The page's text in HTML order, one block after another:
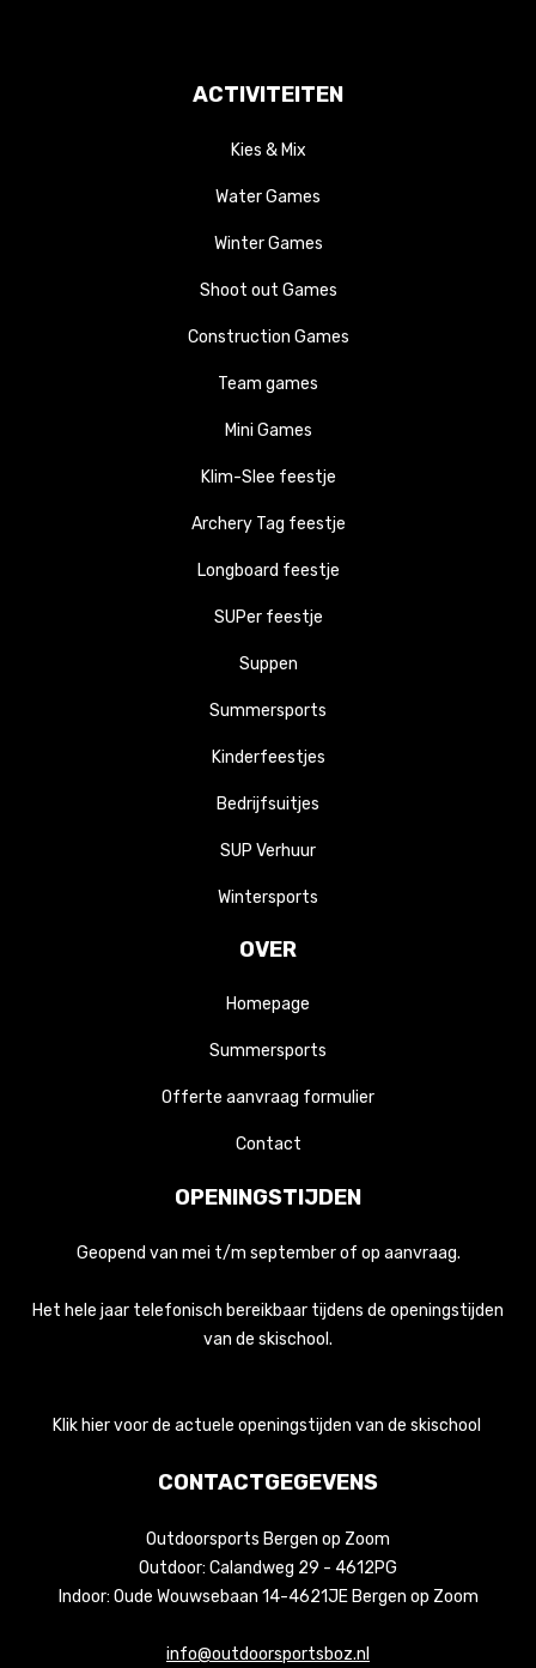
ACTIVITEITEN
Kies & Mix
Water Games
Winter Games
Shoot out Games
Construction Games
Team games
Mini Games
Klim-Slee feestje
Archery Tag feestje
Longboard feestje
SUPer feestje
Suppen
Summersports
Kinderfeestjes
Bedrijfsuitjes
SUP Verhuur
Wintersports
OVER
Homepage
Summersports
Offerte aanvraag formulier
Contact
OPENINGSTIJDEN
Geopend van mei t/m september of op aanvraag.
Het hele jaar telefonisch bereikbaar tijdens de openingstijden
van de skischool.
Klik hier voor de actuele openingstijden van de skischool
CONTACTGEGEVENS
Outdoorsports Bergen op Zoom
Outdoor: Calandweg 29 - 4612PG
Indoor: Oude Wouwsebaan 14-4621JE Bergen op Zoom
info@outdoorsportsboz.nl